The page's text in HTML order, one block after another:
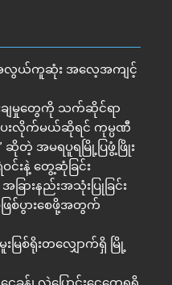
ယ်ကူဆုံး အလေ့အကျင့်
ချမှုတွေကို သက်ဆိုင်ရာ
ေးလိုက်မယ်ဆိုရင် ကုမ္ပဏီ
အမရပူရမြို့ပြဖွံ့ဖြိုး
င်းနဲ့ တွေ့ဆုံခြင်း
ြားနည်းအသုံးပြုခြင်း
ဖြစ်ပွားစေဖို့အတွက်
ြစ်ရိုးတလျှောက်ရှိ မြို့